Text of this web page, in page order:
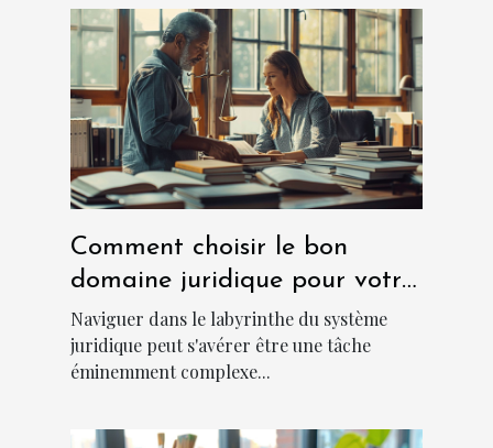
Comment choisir le bon
domaine juridique pour votre
cas ?
Naviguer dans le labyrinthe du système
juridique peut s'avérer être une tâche
éminemment complexe...